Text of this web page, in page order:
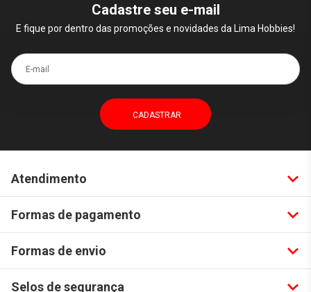
Cadastre seu e-mail
E fique por dentro das promoções e novidades da Lima Hobbies!
E-mail
Atendimento
Formas de pagamento
Formas de envio
Selos de segurança